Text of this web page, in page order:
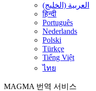
العربية (الخليج)
हिन्दी
Português
Nederlands
Polski
Türkçe
Tiếng Việt
ไทย
MAGMA 번역 서비스